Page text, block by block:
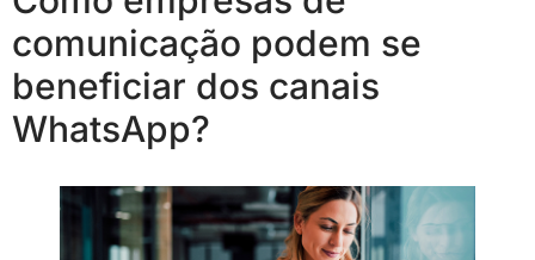
comunicação podem se
beneficiar dos canais
WhatsApp?